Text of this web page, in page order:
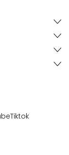
Tiktok